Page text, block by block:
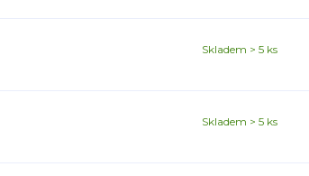
Skladem > 5 ks
Skladem > 5 ks